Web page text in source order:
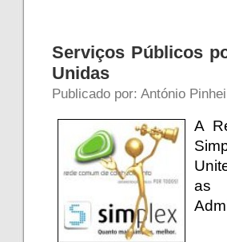
Serviços Públicos
Unidas
Publicado por: António
A
as